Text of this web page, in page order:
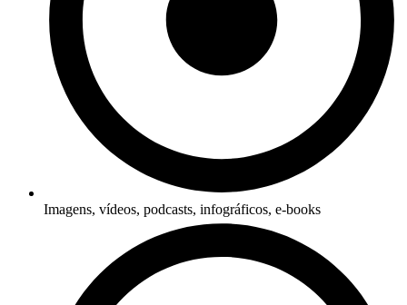
Imagens, vídeos, podcasts, infográficos, e-books